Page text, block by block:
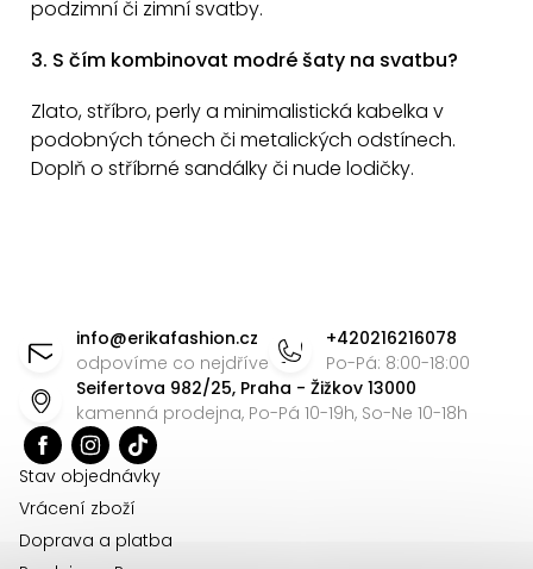
podzimní či zimní svatby.
3. S čím kombinovat modré šaty na svatbu?
Zlato, stříbro, perly a minimalistická kabelka v
podobných tónech či metalických odstínech.
Doplň o stříbrné sandálky či nude lodičky.
info@erikafashion.cz
odpovíme co nejdříve
+420216216078
Po-Pá: 8:00-18:00
Seifertova 982/25, Praha - Žižkov 13000
kamenná prodejna, Po-Pá 10-19h, So-Ne 10-18h
Stav objednávky
Vrácení zboží
Doprava a platba